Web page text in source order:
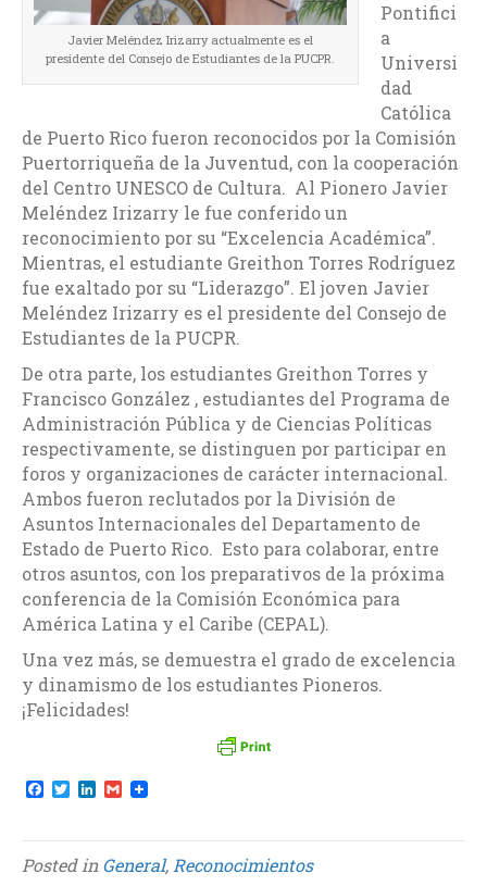
Javier Meléndez Irizarry actualmente es el
presidente del Consejo de Estudiantes de la PUCPR.
Pontifici
a
Universi
dad
Católica
de Puerto Rico fueron reconocidos por la Comisión
Puertorriqueña de la Juventud, con la cooperación
del Centro UNESCO de Cultura. Al Pionero Javier
Meléndez Irizarry le fue conferido un
reconocimiento por su “Excelencia Académica”.
Mientras, el estudiante Greithon Torres Rodríguez
fue exaltado por su “Liderazgo”. El joven Javier
Meléndez Irizarry es el presidente del Consejo de
Estudiantes de la PUCPR.
De otra parte, los estudiantes Greithon Torres y
Francisco González , estudiantes del Programa de
Administración Pública y de Ciencias Políticas
respectivamente, se distinguen por participar en
foros y organizaciones de carácter internacional.
Ambos fueron reclutados por la División de
Asuntos Internacionales del Departamento de
Estado de Puerto Rico. Esto para colaborar, entre
otros asuntos, con los preparativos de la próxima
conferencia de la Comisión Económica para
América Latina y el Caribe (CEPAL).
Una vez más, se demuestra el grado de excelencia
y dinamismo de los estudiantes Pioneros.
¡Felicidades!
F
e
b
o
T
t
t
e
L
k
e
d
G
i
l
Posted inGeneral, Reconocimientos